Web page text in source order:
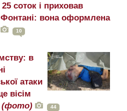
соток і приховав
вона оформлена
10
в
атаки
вісім
(фото) 44